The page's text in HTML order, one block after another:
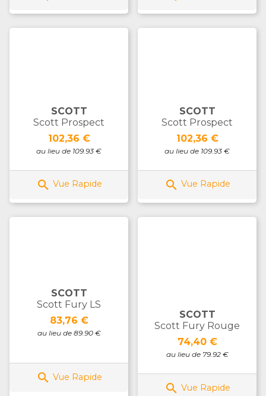
SCOTT
Scott Prospect
Prix
102,36 €
au lieu de 109.93 €
 Vue Rapide
SCOTT
Scott Prospect
Prix
102,36 €
au lieu de 109.93 €
 Vue Rapide
SCOTT
Scott Fury LS
Prix
83,76 €
au lieu de 89.90 €
 Vue Rapide
SCOTT
Scott Fury Rouge
Prix
74,40 €
au lieu de 79.92 €
 Vue Rapide